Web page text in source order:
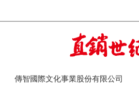
傳智國際文化事業股份有限公司